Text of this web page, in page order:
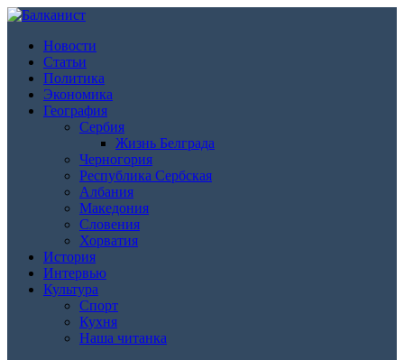
Новости
Статьи
Политика
Экономика
География
Сербия
Жизнь Белграда
Черногория
Республика Сербская
Албания
Македония
Словения
Хорватия
История
Интервью
Культура
Спорт
Кухня
Наша читанка